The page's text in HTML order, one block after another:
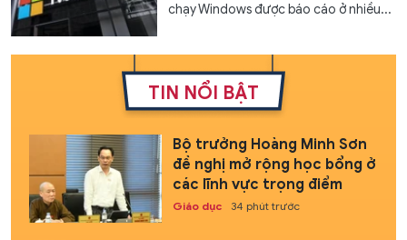
chạy Windows được báo cáo ở nhiều...
TIN NỔI BẬT
Bộ trưởng Hoàng Minh Sơn
đề nghị mở rộng học bổng ở
các lĩnh vực trọng điểm
Giáo dục 34 phút trước